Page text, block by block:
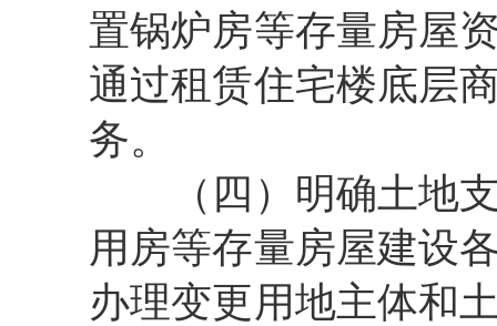
置锅炉房等存量房屋
通过租赁住宅楼底层
务。
（四）明确土地
用房等存量房屋建设
办理变更用地主体和